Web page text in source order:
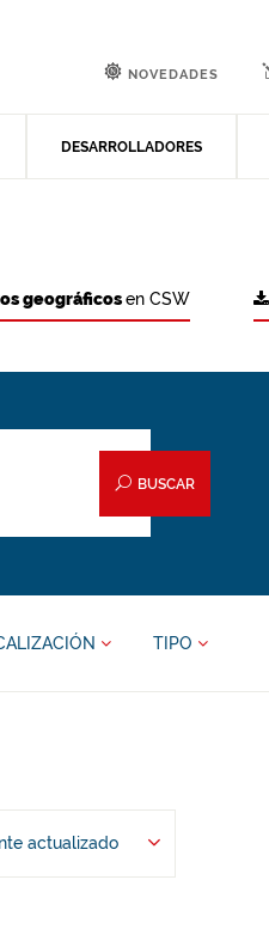
DESARROLLADORES
NOVEDADES
geográficosen CSW
BUSCAR
TIPO
actualizado